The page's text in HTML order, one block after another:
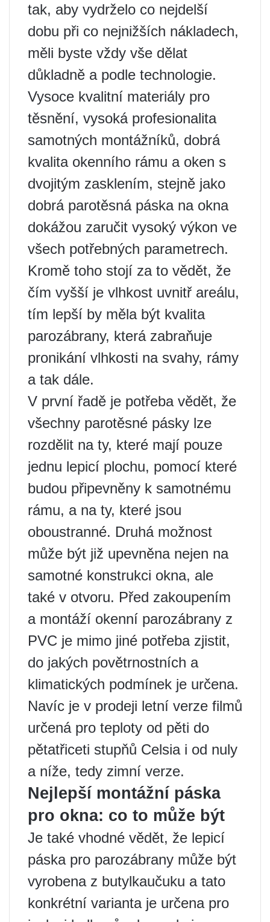
tak, aby vydrželo co nejdelší
dobu při co nejnižších nákladech,
měli byste vždy vše dělat
důkladně a podle technologie.
Vysoce kvalitní materiály pro
těsnění, vysoká profesionalita
samotných montážníků, dobrá
kvalita okenního rámu a oken s
dvojitým zasklením, stejně jako
dobrá parotěsná páska na okna
dokážou zaručit vysoký výkon ve
všech potřebných parametrech.
Kromě toho stojí za to vědět, že
čím vyšší je vlhkost uvnitř areálu,
tím lepší by měla být kvalita
parozábrany, která zabraňuje
pronikání vlhkosti na svahy, rámy
a tak dále.
V první řadě je potřeba vědět, že
všechny parotěsné pásky lze
rozdělit na ty, které mají pouze
jednu lepicí plochu, pomocí které
budou připevněny k samotnému
rámu, a na ty, které jsou
oboustranné. Druhá možnost
může být již upevněna nejen na
samotné konstrukci okna, ale
také v otvoru. Před zakoupením
a montáží okenní parozábrany z
PVC je mimo jiné potřeba zjistit,
do jakých povětrnostních a
klimatických podmínek je určena.
Navíc je v prodeji letní verze filmů
určená pro teploty od pěti do
pětatřiceti stupňů Celsia i od nuly
a níže, tedy zimní verze.
Nejlepší montážní páska
pro okna: co to může být
Je také vhodné vědět, že lepicí
páska pro parozábrany může být
vyrobena z butylkaučuku a tato
konkrétní varianta je určena pro